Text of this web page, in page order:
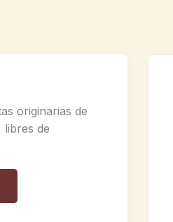
originarias de
libres de